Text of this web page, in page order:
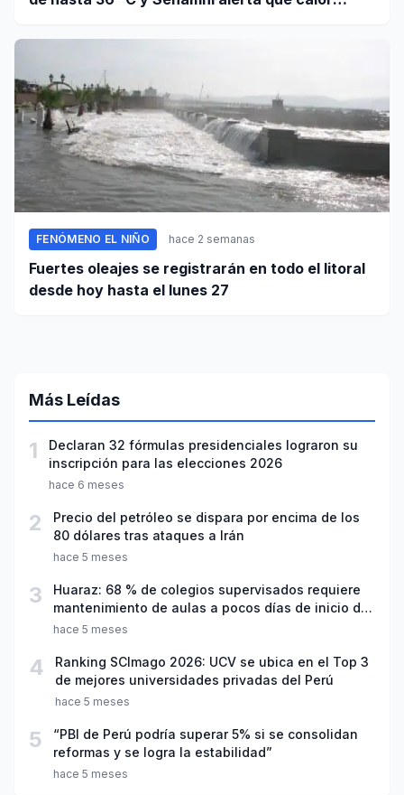
FENÓMENO EL NIÑO hace 2 semanas
Fuertes oleajes se registrarán en todo el litoral
desde hoy hasta el lunes 27
Más Leídas
1
Declaran 32 fórmulas presidenciales lograron su
inscripción para las elecciones 2026
hace 6 meses
2
Precio del petróleo se dispara por encima de los
80 dólares tras ataques a Irán
hace 5 meses
3
Huaraz: 68 % de colegios supervisados requiere
mantenimiento de aulas a pocos días de inicio del
año escolar 2026
hace 5 meses
4
Ranking SCImago 2026: UCV se ubica en el Top 3
de mejores universidades privadas del Perú
hace 5 meses
5
“PBI de Perú podría superar 5% si se consolidan
reformas y se logra la estabilidad”
hace 5 meses